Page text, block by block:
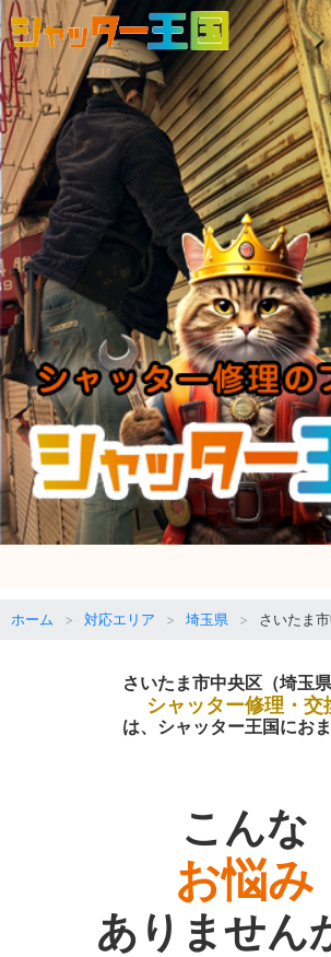
ホーム 対応エリア 埼玉県 さいたま
さいたま市中央区（埼玉
シャッター修理・交
は、シャッター王国にお
こんな
お悩み
ありません